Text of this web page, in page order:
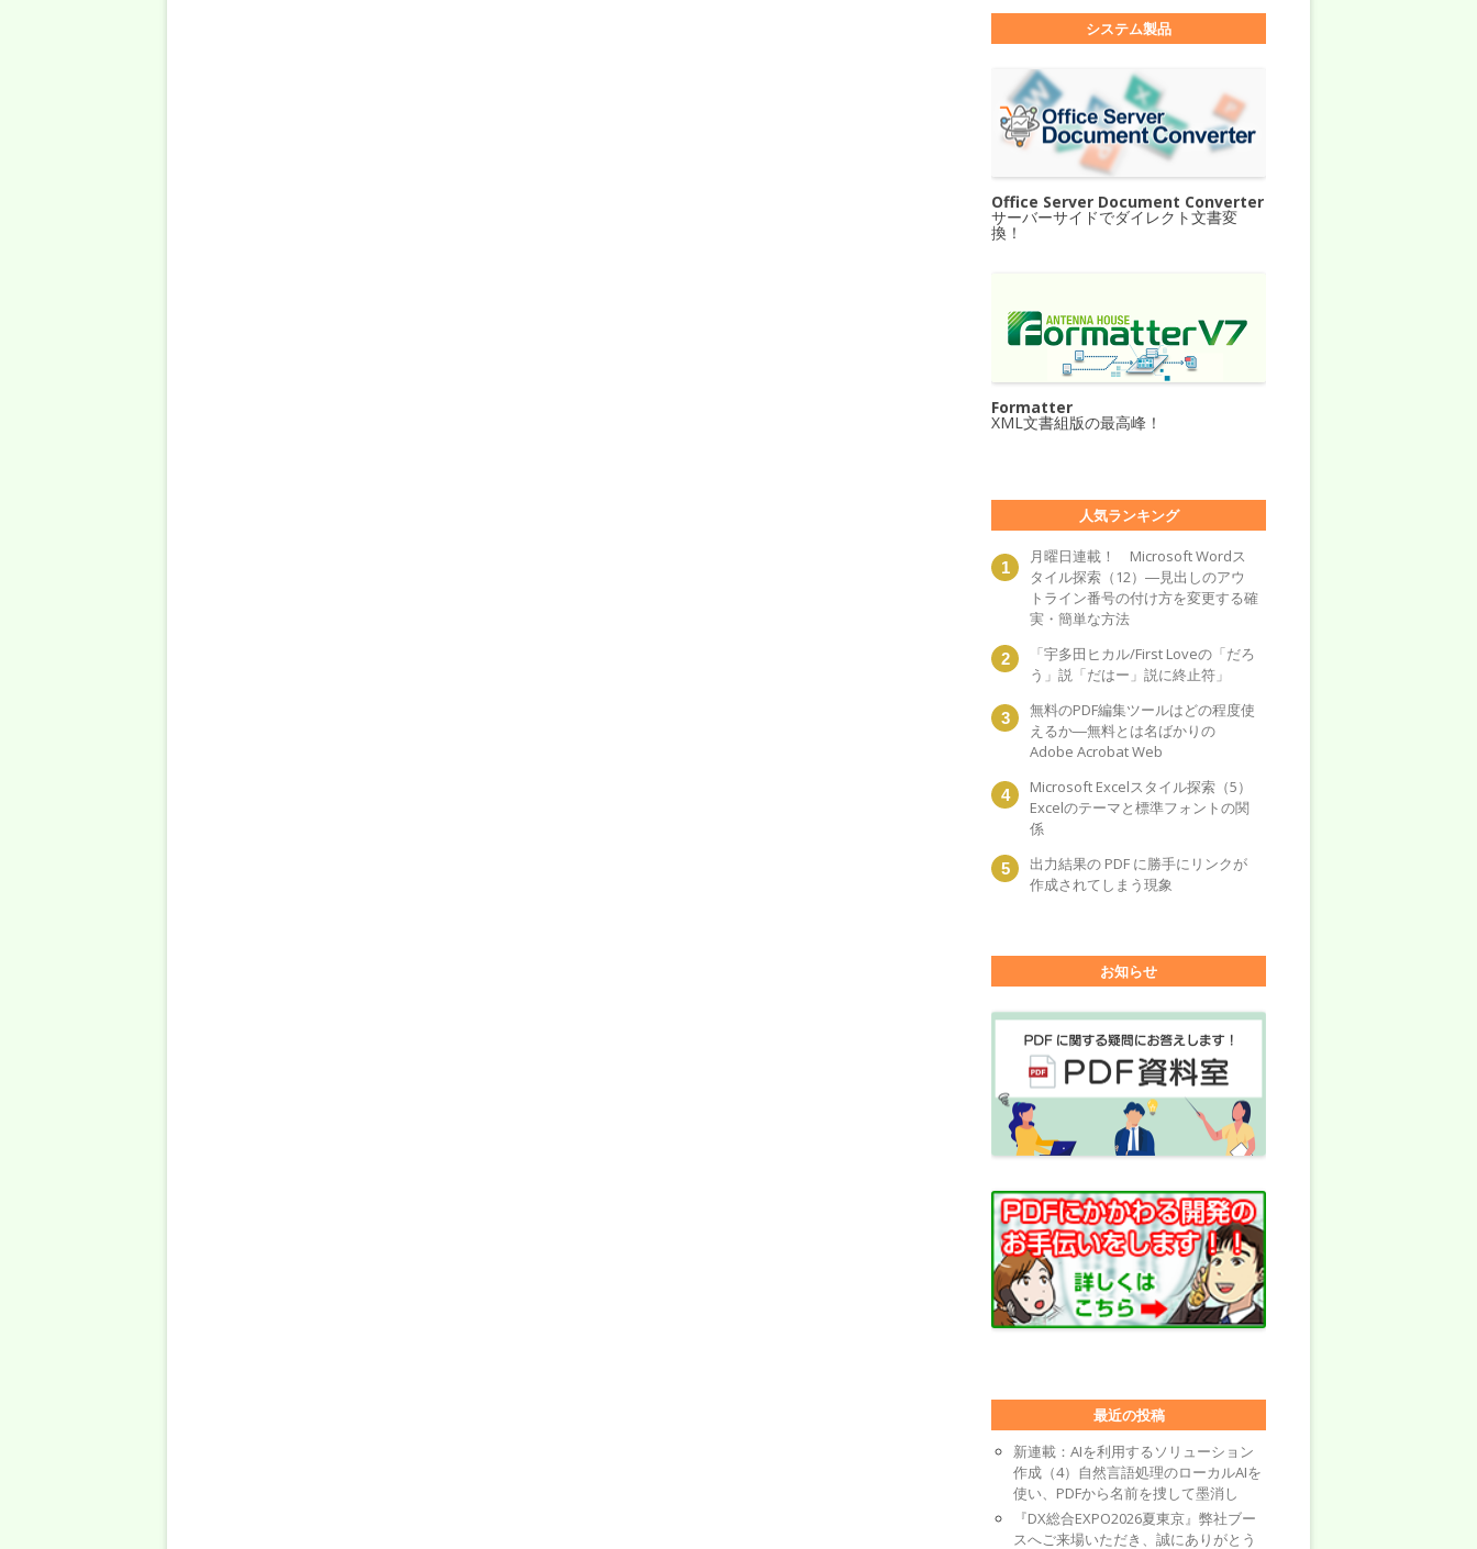
システム製品
Office Server Document Converter
サーバーサイドでダイレクト文書変
換！
Formatter
XML文書組版の最高峰！
人気ランキング
月曜日連載！ Microsoft Wordス
タイル探索（12）―見出しのアウ
トライン番号の付け方を変更する確
実・簡単な方法
「宇多田ヒカル/First Loveの「だろ
う」説「だはー」説に終止符」
無料のPDF編集ツールはどの程度使
えるか―無料とは名ばかりの
Adobe Acrobat Web
Microsoft Excelスタイル探索（5）
Excelのテーマと標準フォントの関
係
出力結果の PDF に勝手にリンクが
作成されてしまう現象
お知らせ
最近の投稿
新連載：AIを利用するソリューション
作成（4）自然言語処理のローカルAIを
使い、PDFから名前を捜して墨消し
『DX総合EXPO2026夏東京』弊社ブー
スへご来場いただき、誠にありがとう